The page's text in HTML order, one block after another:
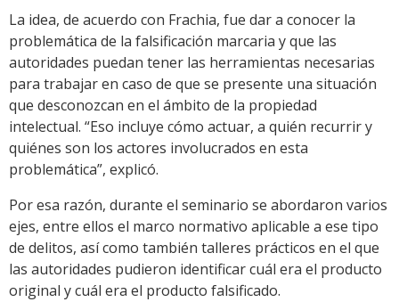
La idea, de acuerdo con Frachia, fue dar a conocer la
problemática de la falsificación marcaria y que las
autoridades puedan tener las herramientas necesarias
para trabajar en caso de que se presente una situación
que desconozcan en el ámbito de la propiedad
intelectual. “Eso incluye cómo actuar, a quién recurrir y
quiénes son los actores involucrados en esta
problemática”, explicó.
Por esa razón, durante el seminario se abordaron varios
ejes, entre ellos el marco normativo aplicable a ese tipo
de delitos, así como también talleres prácticos en el que
las autoridades pudieron identificar cuál era el producto
original y cuál era el producto falsificado.